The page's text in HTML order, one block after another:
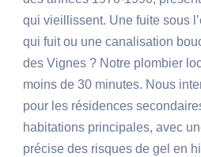
qui vieillissent. Une fuite sous
qui fuit ou une canalisation
des Vignes ? Notre plombier
moins de 30 minutes. Nous
pour les résidences
habitations principales, avec
précise des risques de gel en